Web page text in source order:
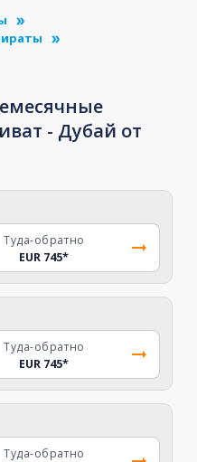
- Дубай от
Туда-обратно
EUR 745*
Туда-обратно
EUR 745*
Туда-обратно